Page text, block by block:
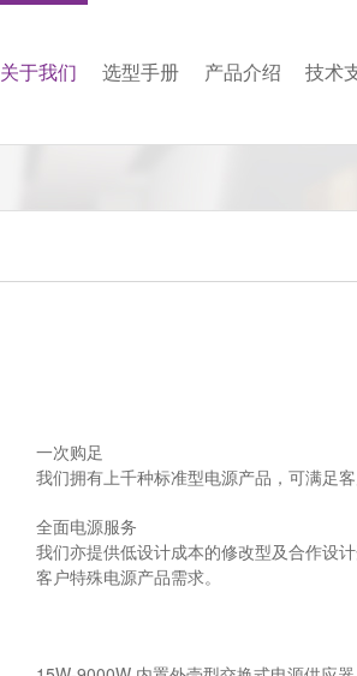
关于我们 选型手册 产品介绍 技术
一次购足
我们拥有上千种标准型电源产品，可满足
全面电源服务
我们亦提供低设计成本的修改型及合作设
客户特殊电源产品需求。